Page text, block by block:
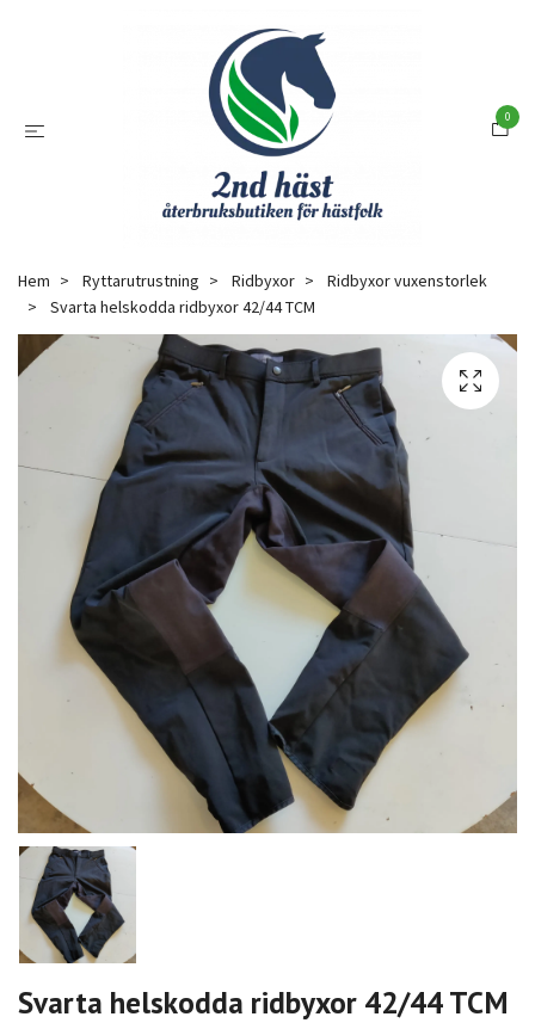
0
Hem Ryttarutrustning Ridbyxor
Ridbyxor vuxenstorlek
Svarta helskodda ridbyxor 42/44 TCM
Svarta helskodda ridbyxor 42/44 TCM